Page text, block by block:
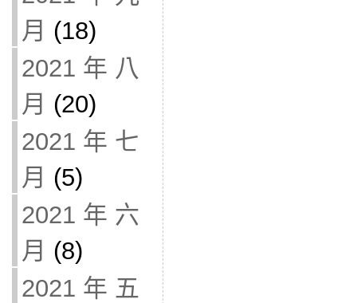
月 (18)
2021 年 八
月 (20)
2021 年 七
月 (5)
2021 年 六
月 (8)
2021 年 五